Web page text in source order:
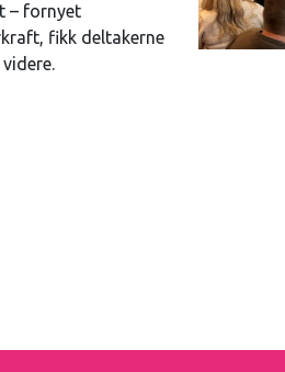
– fornyet
fikk deltakerne